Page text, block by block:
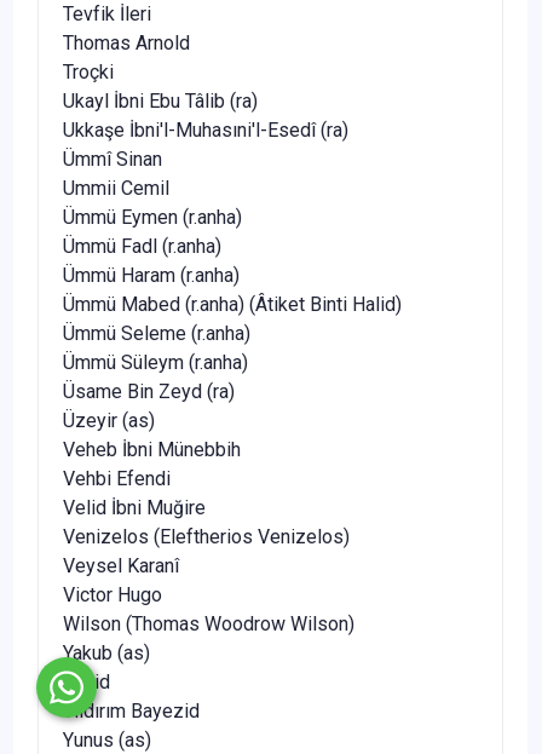
Tevfik İleri
Thomas Arnold
Troçki
Ukayl İbni Ebu Tâlib (ra)
Ukkaşe İbni'l-Muhasıni'l-Esedî (ra)
Ümmî Sinan
Ummii Cemil
Ümmü Eymen (r.anha)
Ümmü Fadl (r.anha)
Ümmü Haram (r.anha)
Ümmü Mabed (r.anha) (Âtiket Binti Halid)
Ümmü Seleme (r.anha)
Ümmü Süleym (r.anha)
Üsame Bin Zeyd (ra)
Üzeyir (as)
Veheb İbni Münebbih
Vehbi Efendi
Velid İbni Muğire
Venizelos (Eleftherios Venizelos)
Veysel Karanî
Victor Hugo
Wilson (Thomas Woodrow Wilson)
Yakub (as)
Yezid
Yıldırım Bayezid
Yunus (as)